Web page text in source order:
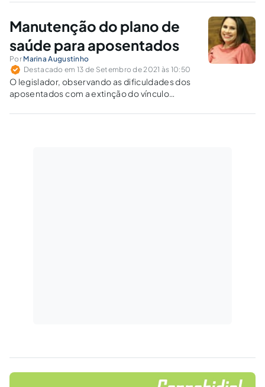
desenvolvimento.
Manutenção do plano de
saúde para aposentados
Por Marina Augustinho
Destacado em 13 de Setembro de 2021 às 10:50
O legislador, observando as dificuldades dos
aposentados com a extinção do vínculo
especial no que tange ao acesso à saúde